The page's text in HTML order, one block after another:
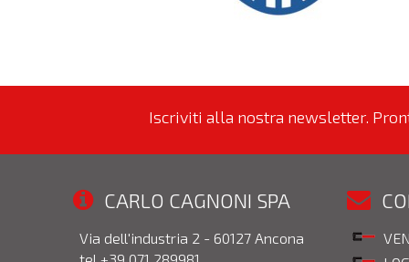
Iscriviti alla nostra newsletter.
CARLO CAGNONI SPA
Via dell'industria 2 - 60127 Ancona